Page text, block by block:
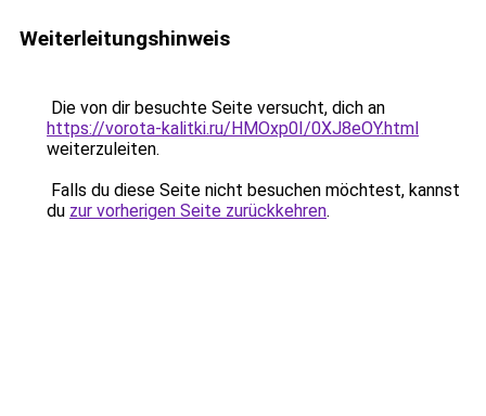
Weiterleitungshinweis
Die von dir besuchte Seite versucht, dich an
https://vorota-kalitki.ru/HMOxp0I/0XJ8eOY.html
weiterzuleiten.
Falls du diese Seite nicht besuchen möchtest, kannst
du zur vorherigen Seite zurückkehren.